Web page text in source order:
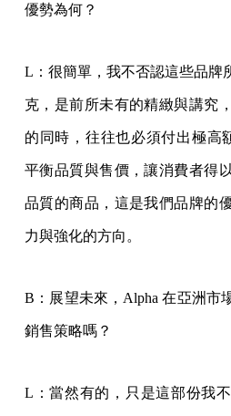
優勢為何？
L：很簡單，我不否認這些品牌
克，是前所未有的精緻與講究
的同時，往往也必須付出極高
平衡品質與售價，讓消費者得
品質的商品，這是我們品牌的
力與強化的方向。
B：展望未來，Alpha 在亞洲市
銷售策略嗎？
L：當然有的，只是這部份我